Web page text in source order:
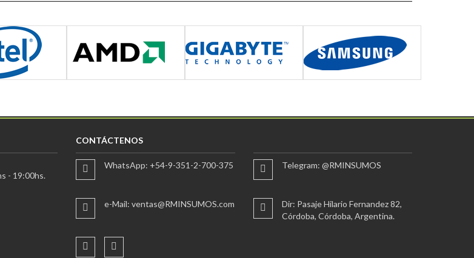
- 19:00hs.
CONTÁCTENOS
WhatsApp: +54-9-351-2-700-375
e-Mail: ventas@RMINSUMOS.com
Telegram: @RMINSUMOS
Dir: Pasaje Hilario Fernandez 82,
Córdoba, Córdoba, Argentina.